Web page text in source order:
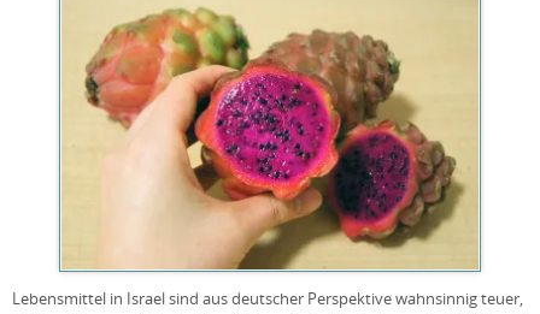
Lebensmittel in Israel sind aus deutscher Perspektive wahnsinnig teuer,